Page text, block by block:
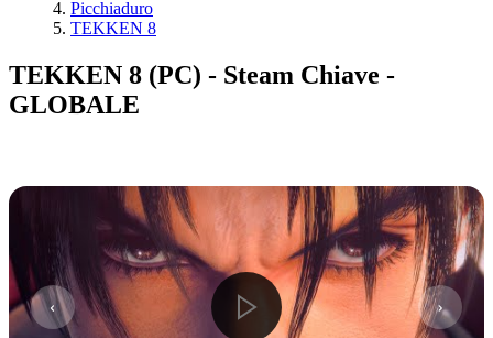
Picchiaduro
TEKKEN 8
TEKKEN 8 (PC) - Steam Chiave -
GLOBALE